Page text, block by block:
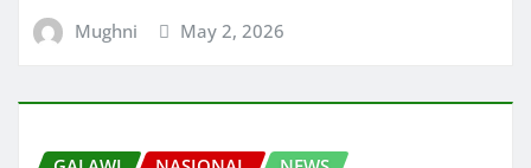
Mughni May 2, 2026